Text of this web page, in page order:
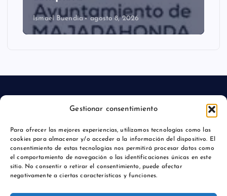
Gestionar consentimiento
Para ofrecer las mejores experiencias, utilizamos tecnologías como las
cookies para almacenar y/o acceder a la información del dispositivo. El
consentimiento de estas tecnologías nos permitirá procesar datos como
el comportamiento de navegación o las identificaciones únicas en este
sitio. No consentir o retirar el consentimiento, puede afectar
negativamente a ciertas características y funciones.
Ismael Buendía agosto 8, 2026
Política de privacidad